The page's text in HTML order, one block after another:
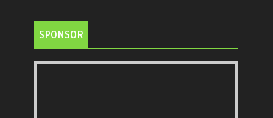
SPONSOR